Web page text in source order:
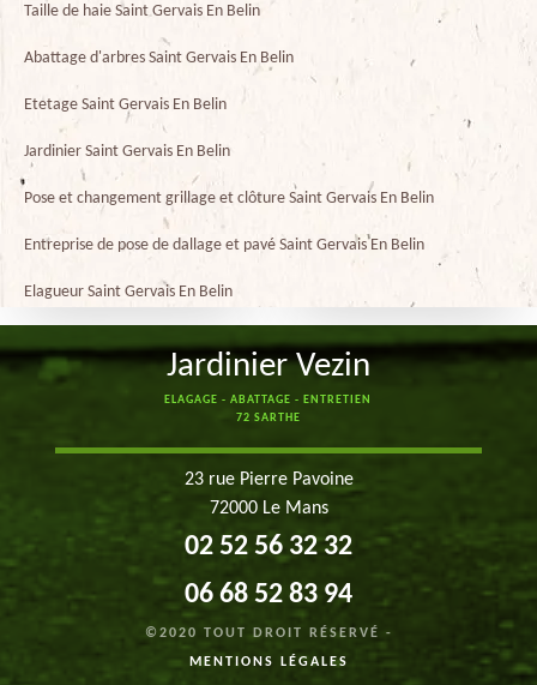
Taille de haie Saint Gervais En Belin
Abattage d'arbres Saint Gervais En Belin
Etetage Saint Gervais En Belin
Jardinier Saint Gervais En Belin
Pose et changement grillage et clôture Saint Gervais En Belin
Entreprise de pose de dallage et pavé Saint Gervais En Belin
Elagueur Saint Gervais En Belin
Jardinier Vezin
ELAGAGE - ABATTAGE - ENTRETIEN
72 SARTHE
23 rue Pierre Pavoine
72000 Le Mans
02 52 56 32 32
06 68 52 83 94
©2020 TOUT DROIT RÉSERVÉ -
MENTIONS LÉGALES